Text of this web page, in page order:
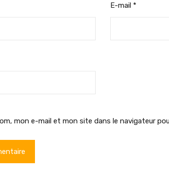
E-mail *
mon e-mail et mon site dans le navigateur